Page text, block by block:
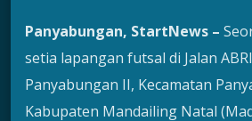
Panyabungan, StartNews –
setia lapangan futsal di Jalan
Panyabungan II, Kecamatan
Kabupaten Mandailing Natal